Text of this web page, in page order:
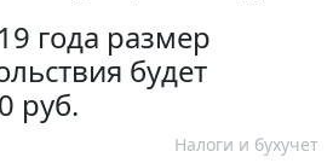
года размер
будет
руб.
Налоги и бухучет